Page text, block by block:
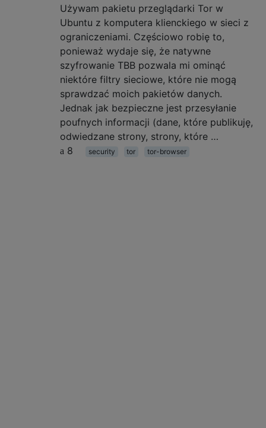
Używam pakietu przeglądarki Tor w
Ubuntu z komputera klienckiego w sieci z
ograniczeniami. Częściowo robię to,
ponieważ wydaje się, że natywne
szyfrowanie TBB pozwala mi ominąć
niektóre filtry sieciowe, które nie mogą
sprawdzać moich pakietów danych.
Jednak jak bezpieczne jest przesyłanie
poufnych informacji (dane, które publikuję,
odwiedzane strony, strony, które …
8
security tor tor-browser